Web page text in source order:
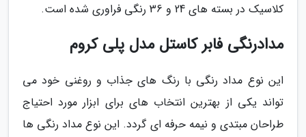
کلاسیک در بسته های 24 و 36 رنگی فراوری شده است.
مدادرنگی فابر کاستل مدل پلی کروم
این نوع مداد رنگی با رنگ های جذاب و روغنی خود می
تواند یکی از بهترین انتخاب های برای ابزار مورد احتیاج
طراحان مبتدی و نیمه حرفه ای گردد. این نوع مداد رنگی ها